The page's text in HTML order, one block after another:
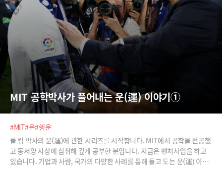
MIT 공학박사가 풀어내는 운(運) 이야기①
#MIT#운#행운
폴 킴 박사의 운(運)에 관한 시리즈를 시작합니다. MIT에서 공학을 전공했
고 동서양 사상에 심취해 깊게 공부한 분입니다. 지금은 벤처사업을 하고
있습니다. 기업과 사람, 국가의 다양한 사례를 통해 돌고 도는 운(運) 이야